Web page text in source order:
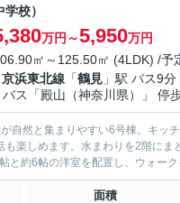
学校）
万円～5,950万円
㎡～125.50㎡ (4LDK) /予
京浜東北線 「鶴見 」駅 バス9
バス「殿山（神奈川県）」 停
自然と集まりやすい6号棟。キッ
楽しめます。水まわりを2階に
計です。 2階には約7帖と約6帖の洋室を配
面積